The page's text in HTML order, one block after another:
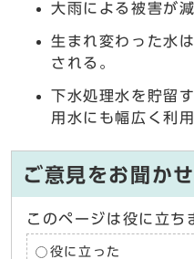
大雨による被害が減
生まれ変わった水
される。
下水処理水を貯留
用水にも幅広く利
ご意見をお聞か
このページは役に立ち
役に立った